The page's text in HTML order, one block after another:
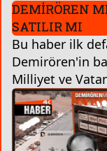
DEMİRÖREN
SATILIR MI
Bu haber ilk
Demirören'in
Milliyet ve